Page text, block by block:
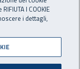
–
dei
I COOKIE
i dettagli,